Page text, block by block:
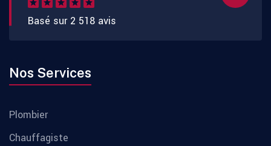
Basé sur 2 518 avis
Nos Services
Plombier
Chauffagiste